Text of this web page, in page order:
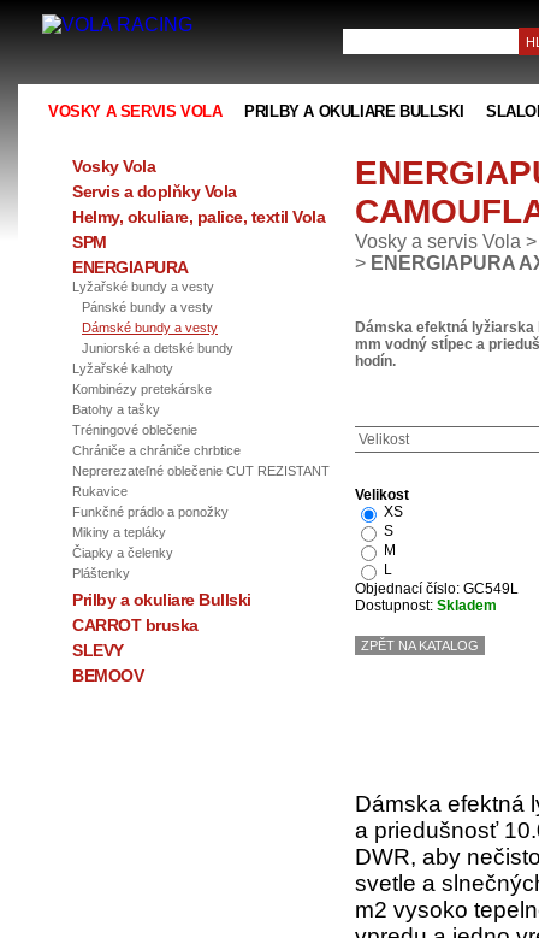
Vosky Vola
Servis a doplňky Vola
Helmy, okuliare, palice, textil Vola
SPM
ENERGIAPURA
Lyžařské bundy a vesty
Pánské bundy a vesty
Dámské bundy a vesty
Juniorské a detské bundy
Lyžařské kalhoty
Kombinézy pretekárske
Batohy a tašky
Tréningové oblečenie
Chrániče a chrániče chrbtice
Neprerezateľné oblečenie CUT REZISTANT
Rukavice
Funkčné prádlo a ponožky
Mikiny a tepláky
Čiapky a čelenky
Pláštenky
Prilby a okuliare Bullski
CARROT bruska
SLEVY
BEMOOV
Vosky a servis Vola
> ENERGIAPURA
Dámska efektná lyžiarska
mm vodný stĺpec a
hodín.
Velikost
Velikost
XS
S
M
L
Objednací číslo: GC549L
Dostupnost: Skladem
ZPĚT NA KATALOG
Dámska efektná
a priedušnosť
DWR, aby
svetle a
m2 vysoko
VOSKY A SERVIS VOLA PRILBY A OKULIARE BULLSKI